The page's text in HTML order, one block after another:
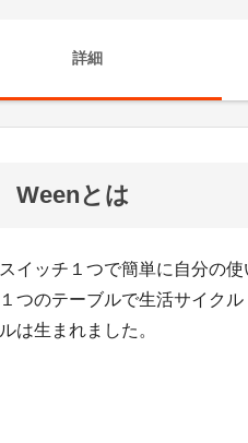
詳細
Weenとは
スイッチ１つで簡単に自分の
１つのテーブルで生活サイク
ルは生まれました。